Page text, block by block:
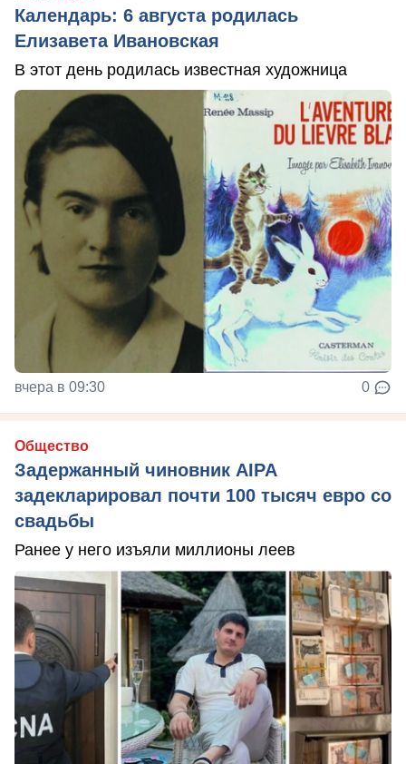
Календарь: 6 августа родилась
Елизавета Ивановская
В этот день родилась известная художница
вчера в 09:30 0
Общество
Задержанный чиновник AIPA
задекларировал почти 100 тысяч евро со
свадьбы
Ранее у него изъяли миллионы леев